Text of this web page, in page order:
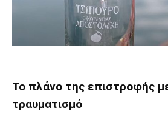
Το πλάνο της επιστροφής
τραυματισμό